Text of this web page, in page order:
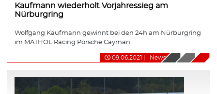
Kaufmann wiederholt Vorjahressieg am
Nürburgring
Wolfgang Kaufmann gewinnt bei den 24h am Nürburgring
im MATHOL Racing Porsche Cayman
09.06.2021 News